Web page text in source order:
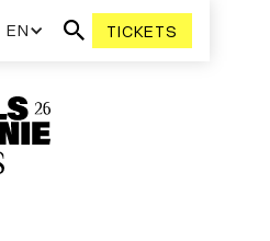
EN TICKETS